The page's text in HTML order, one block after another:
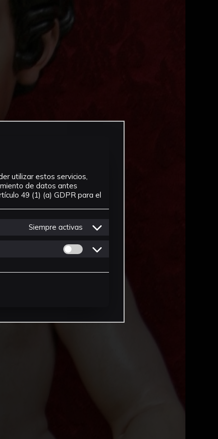
utilizar estos servicios,
de datos antes
49 (1) (a) GDPR para el
Siempre activas
Permitir cookies de Personalizacion